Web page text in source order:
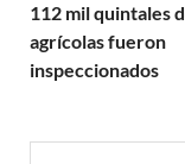
112 mil quintales
agrícolas fueron
inspeccionados